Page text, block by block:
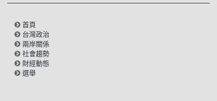
首頁
台灣政治
兩岸關係
社會趨勢
財經動態
選舉